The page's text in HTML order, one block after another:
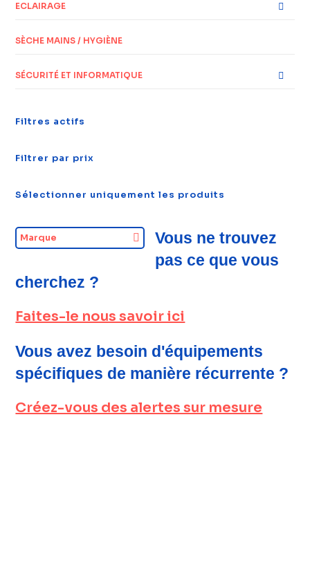
ECLAIRAGE
SÈCHE MAINS / HYGIÈNE
SÉCURITÉ ET INFORMATIQUE
Filtres actifs
Filtrer par prix
Sélectionner uniquement les produits
Marque
Vous ne trouvez
pas ce que vous
cherchez ?
Faites-le nous savoir ici
Vous avez besoin d'équipements
spécifiques de manière récurrente ?
Créez-vous des alertes sur mesure